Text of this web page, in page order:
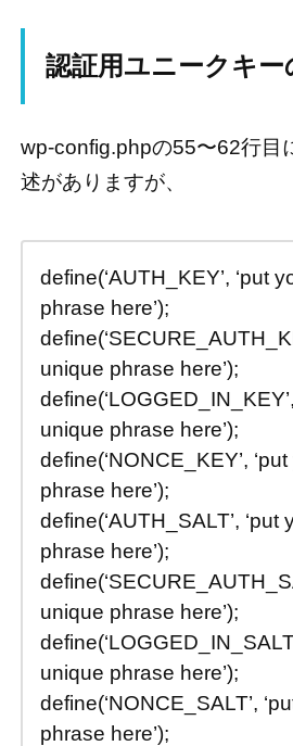
認証用ユニークキー
wp-config.phpの55〜62行目
述がありますが、
define(‘AUTH_KEY’, ‘put
phrase here’);
unique phrase here’);
unique phrase here’);
define(‘NONCE_KEY’,
phrase here’);
define(‘AUTH_SALT’, ‘put
phrase here’);
unique phrase here’);
unique phrase here’);
define(‘NONCE_SALT’,
phrase here’);